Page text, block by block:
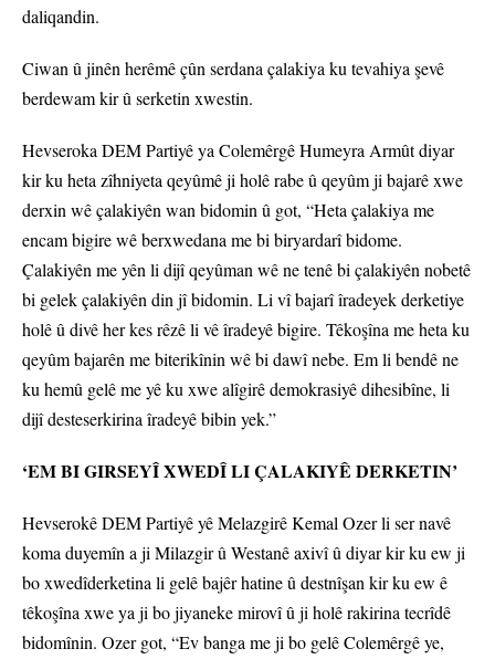
daliqandin.
Ciwan û jinên herêmê çûn serdana çalakiya ku tevahiya şevê
berdewam kir û serketin xwestin.
Hevseroka DEM Partiyê ya Colemêrgê Humeyra Armût diyar
kir ku heta zîhniyeta qeyûmê ji holê rabe û qeyûm ji bajarê xwe
derxin wê çalakiyên wan bidomin û got, “Heta çalakiya me
encam bigire wê berxwedana me bi biryardarî bidome.
Çalakiyên me yên li dijî qeyûman wê ne tenê bi çalakiyên nobetê
bi gelek çalakiyên din jî bidomin. Li vî bajarî îradeyek derketiye
holê û divê her kes rêzê li vê îradeyê bigire. Têkoşîna me heta ku
qeyûm bajarên me biterikînin wê bi dawî nebe. Em li bendê ne
ku hemû gelê me yê ku xwe alîgirê demokrasiyê dihesibîne, li
dijî desteserkirina îradeyê bibin yek.”
‘EM BI GIRSEYÎ XWEDÎ LI ÇALAKIYÊ DERKETIN’
Hevserokê DEM Partiyê yê Melazgirê Kemal Ozer li ser navê
koma duyemîn a ji Milazgir û Westanê axivî û diyar kir ku ew ji
bo xwedîderketina li gelê bajêr hatine û destnîşan kir ku ew ê
têkoşîna xwe ya ji bo jiyaneke mirovî û ji holê rakirina tecrîdê
bidomînin. Ozer got, “Ev banga me ji bo gelê Colemêrgê ye,